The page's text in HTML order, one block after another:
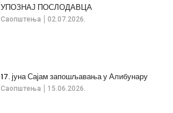
Саопштења 02.07.2026.
УПОЗНАЈ ПОСЛОДАВЦА
Саопштења 15.06.2026.
17. јуна Сајам запошљавања у Алибунару